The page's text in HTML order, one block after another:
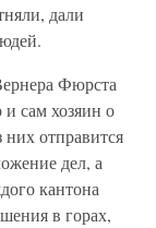
дали
Фюрста
сам хозяин о
отправится
дел, а
кантона
в горах,